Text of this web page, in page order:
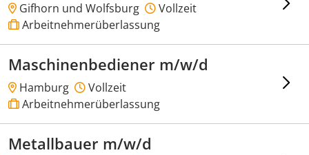
Gifhorn und Wolfsburg
Vollzeit
Arbeitnehmerüberlassung
Maschinenbediener m/w/d
Hamburg
Vollzeit
Arbeitnehmerüberlassung
Metallbauer m/w/d